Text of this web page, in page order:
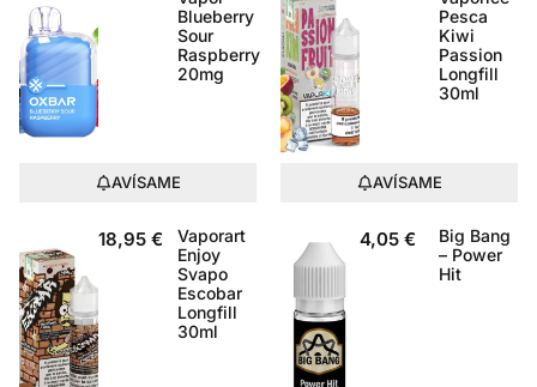
Blueberry
Sour
Raspberry
20mg
AVÍSAME
Pesca
Kiwi
Passion
Longfill
30ml
AVÍSAME
18,95 €
Vaporart
Enjoy
Svapo
Escobar
Longfill
30ml
4,05 €
Big Bang
– Power
Hit